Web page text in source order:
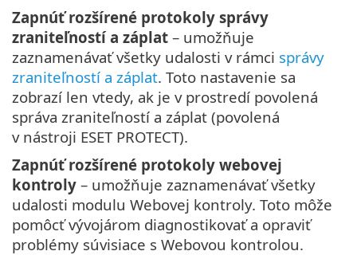
Zapnúť rozšírené protokoly správy
zraniteľností a záplat – umožňuje
zaznamenávať všetky udalosti v rámci správy
zraniteľností a záplat. Toto nastavenie sa
zobrazí len vtedy, ak je v prostredí povolená
správa zraniteľností a záplat (povolená
v nástroji ESET PROTECT).
Zapnúť rozšírené protokoly webovej
kontroly – umožňuje zaznamenávať všetky
udalosti modulu Webovej kontroly. Toto môže
pomôcť vývojárom diagnostikovať a opraviť
problémy súvisiace s Webovou kontrolou.